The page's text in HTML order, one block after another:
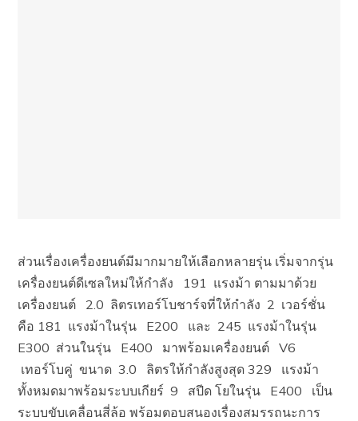
ส่วนเรื่องเครื่องยนต์มีมากมายให้เลือกหลายรุ่น เริ่มจากรุ่น
เครื่องยนต์ดีเซลใหม่ให้กำลัง 191 แรงม้า ตามมาด้วย
เครื่องยนต์ 2.0 ลิตรเทอร์โบชาร์จที่ให้กำลัง 2 เวอร์ชั่น
คือ 181 แรงม้าในรุ่น E200 และ 245 แรงม้าในรุ่น
E300 ส่วนในรุ่น E400 มาพร้อมเครื่องยนต์ V6
เทอร์โบคู่ ขนาด 3.0 ลิตรให้กำลังสูงสุด 329 แรงม้า
ทั้งหมดมาพร้อมระบบเกียร์ 9 สปีด โยในรุ่น E400 เป็น
ระบบขับเคลื่อนสี่ล้อ พร้อมตอบสนองเรื่องสมรรถนะการ